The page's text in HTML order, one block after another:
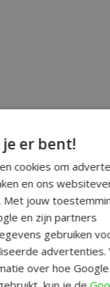
er bent!
cookies om
en ons
Met jouw
en zijn partners
gebruiken
advertenties.
over hoe